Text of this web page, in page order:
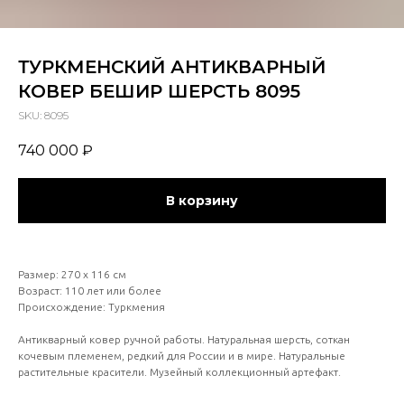
ТУРКМЕНСКИЙ АНТИКВАРНЫЙ
КОВЕР БЕШИР ШЕРСТЬ 8095
SKU: 8095
740 000 ₽
В корзину
Размер: 270 х 116 см
Возраст: 110 лет или более
Происхождение: Туркмения
Антикварный ковер ручной работы. Натуральная шерсть, соткан
кочевым племенем, редкий для России и в мире. Натуральные
растительные красители. Музейный коллекционный артефакт.